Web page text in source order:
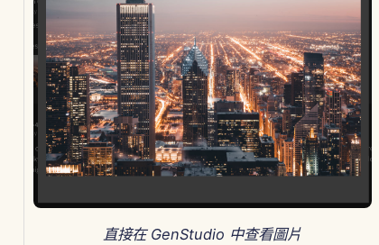
直接在 GenStudio 中查看圖片